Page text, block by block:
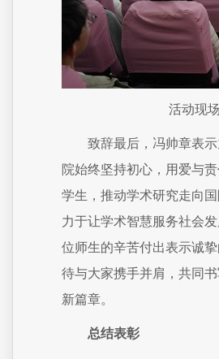
活动现场
致辞最后，冯帅章表
院始终坚持初心，用爱与
学生，推动学术研究走向
力于让学术智慧服务社会
位师生的辛苦付出表示诚
待与大家携手并肩，共同
新篇章。
总结表彰